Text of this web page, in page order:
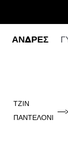
ΑΝΔΡΕΣ
ΤΖΙΝ
ΠΑΝΤΕΛΌΝΙ